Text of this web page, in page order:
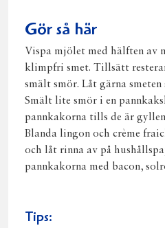
Gör så här
Vispa mjölet med hälften av
klimpfri smet. Tillsätt
smält smör. Låt gärna smeten
Smält lite smör i en
pannkakorna tills de är
Blanda lingon och crème
och låt rinna av på
pannkakorna med bacon,
Tips: